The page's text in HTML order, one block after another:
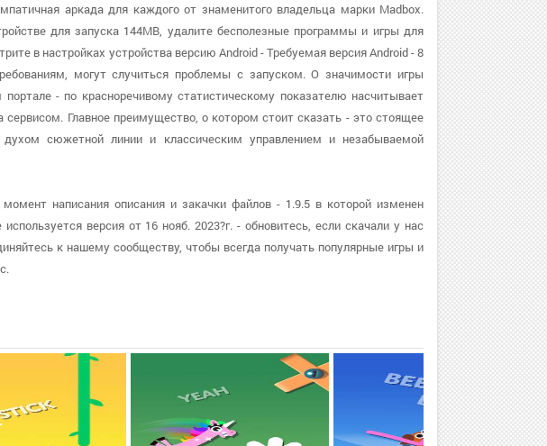
аркада для каждого от знаменитого владельца марки Madbox.
для запуска 144MB, удалите бесполезные программы и игры для
в настройках устройства версию Android - Требуемая версия Android - 8
могут случиться проблемы с запуском. О значимости игры
- по красноречивому статистическому показателю насчитывает
сервисом. Главное преимущество, о котором стоит сказать - это стоящее
сюжетной линии и классическим управлением и незабываемой
написания описания и закачки файлов - 1.9.5 в которой изменен
версия от 16 нояб. 2023?г. - обновитесь, если скачали у нас
к нашему сообществу, чтобы всегда получать популярные игры и